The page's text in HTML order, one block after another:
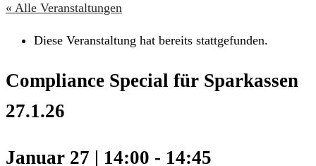
« Alle Veranstaltungen
Diese Veranstaltung hat bereits stattgefunden.
Compliance Special für Sparkassen
27.1.26
Januar 27 | 14:00 - 14:45